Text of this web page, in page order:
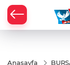
Anasayfa